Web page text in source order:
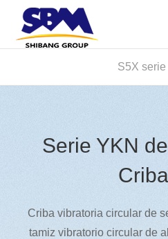
S5X serie
Serie YKN
Criba vibratoria circular de
tamiz vibratorio circular de